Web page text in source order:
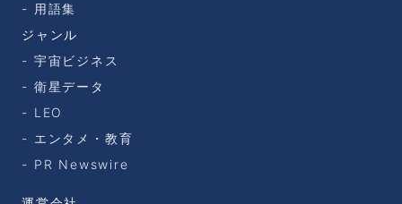
用語集
ジャンル
宇宙ビジネス
衛星データ
LEO
エンタメ・教育
PR Newswire